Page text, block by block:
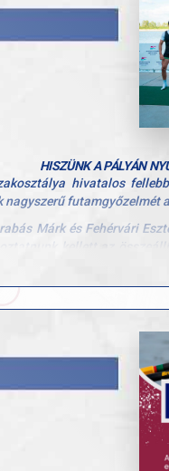
a magyar és a győri
HISZÜNK A PÁLYÁN
hivatalos
futamgyőzelmét
Márk és Fehérvári
kellett az
a versenybíróság
hogy a döntés és
a fair play
szavakat, amelyek